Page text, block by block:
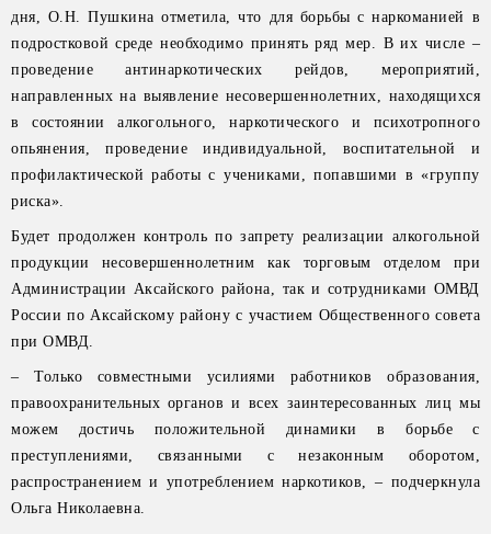
дня, О.Н. Пушкина отметила, что для борьбы с наркоманией в
подростковой среде необходимо принять ряд мер. В их числе –
проведение антинаркотических рейдов, мероприятий,
направленных на выявление несовершеннолетних, находящихся
в состоянии алкогольного, наркотического и психотропного
опьянения, проведение индивидуальной, воспитательной и
профилактической работы с учениками, попавшими в «группу
риска».
Будет продолжен контроль по запрету реализации алкогольной
продукции несовершеннолетним как торговым отделом при
Администрации Аксайского района, так и сотрудниками ОМВД
России по Аксайскому району с участием Общественного совета
при ОМВД.
– Только совместными усилиями работников образования,
правоохранительных органов и всех заинтересованных лиц мы
можем достичь положительной динамики в борьбе с
преступлениями, связанными с незаконным оборотом,
распространением и употреблением наркотиков, – подчеркнула
Ольга Николаевна.